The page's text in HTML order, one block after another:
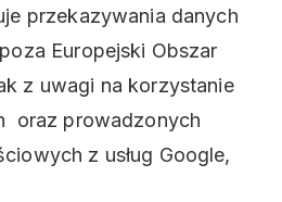
przekazywania danych
Europejski Obszar
z uwagi na korzystanie
oraz prowadzonych
z usług Google,